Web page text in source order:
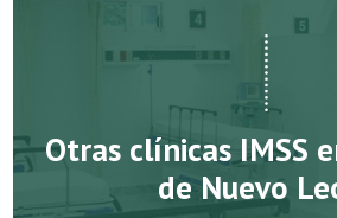
Otras clínicas IMSS
de Nuevo